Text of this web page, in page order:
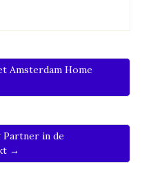
Amsterdam Home
Partner in de
→